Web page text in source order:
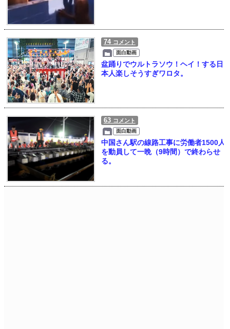
74 コメント
面白動画
盆踊りでウルトラソウ！ヘイ！する日
本人楽しそうすぎワロタ。
63 コメント
面白動画
中国さん駅の線路工事に労働者1500人
を動員して一晩（9時間）で終わらせ
る。